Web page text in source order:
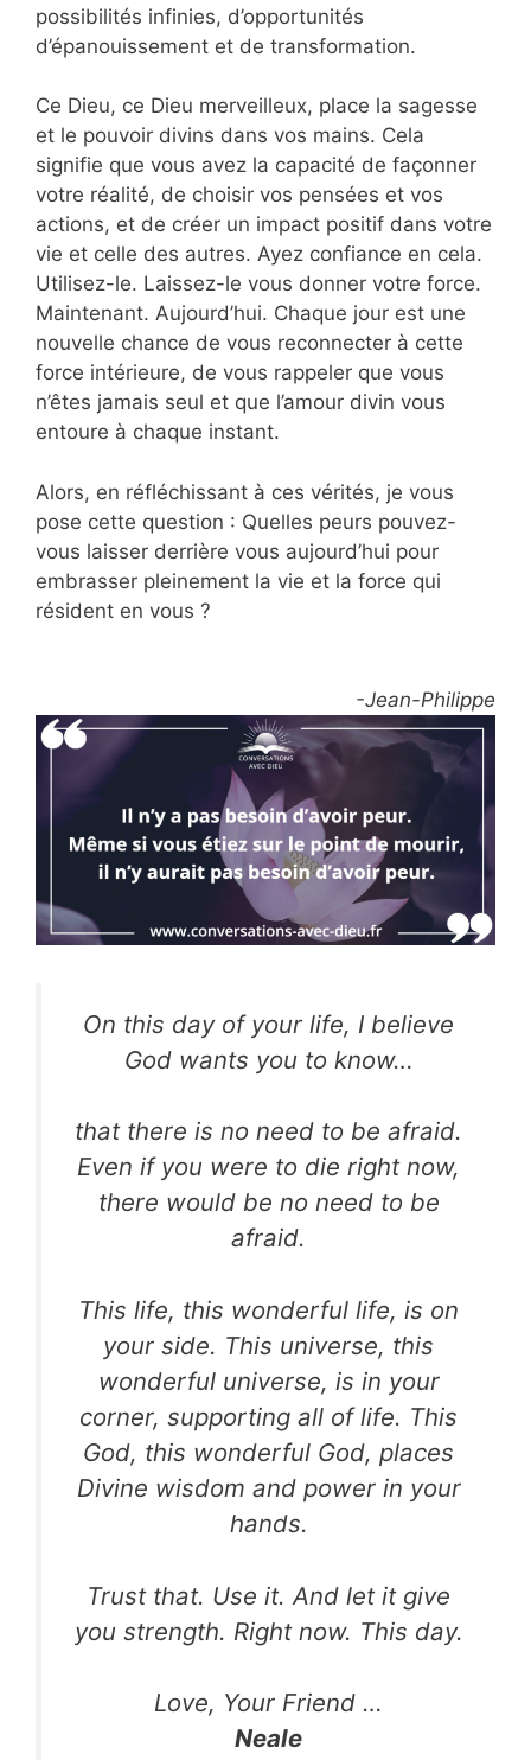
possibilités infinies, d’opportunités
d’épanouissement et de transformation.
Ce Dieu, ce Dieu merveilleux, place la sagesse
et le pouvoir divins dans vos mains. Cela
signifie que vous avez la capacité de façonner
votre réalité, de choisir vos pensées et vos
actions, et de créer un impact positif dans votre
vie et celle des autres. Ayez confiance en cela.
Utilisez-le. Laissez-le vous donner votre force.
Maintenant. Aujourd’hui. Chaque jour est une
nouvelle chance de vous reconnecter à cette
force intérieure, de vous rappeler que vous
n’êtes jamais seul et que l’amour divin vous
entoure à chaque instant.
Alors, en réfléchissant à ces vérités, je vous
pose cette question : Quelles peurs pouvez-
vous laisser derrière vous aujourd’hui pour
embrasser pleinement la vie et la force qui
résident en vous ?
-Jean-Philippe
On this day of your life, I believe
God wants you to know…
that there is no need to be afraid.
Even if you were to die right now,
there would be no need to be
afraid.
This life, this wonderful life, is on
your side. This universe, this
wonderful universe, is in your
corner, supporting all of life. This
God, this wonderful God, places
Divine wisdom and power in your
hands.
Trust that. Use it. And let it give
you strength. Right now. This day.
Love, Your Friend …
Neale